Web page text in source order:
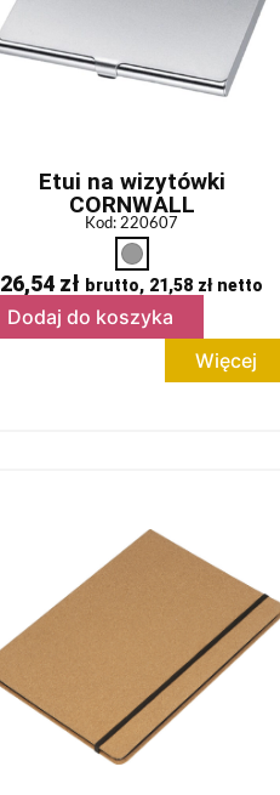
Etui na wizytówki
CORNWALL
Kod: 220607
26,54 zł brutto, 21,58 złnetto
Dodaj do koszyka
Więcej